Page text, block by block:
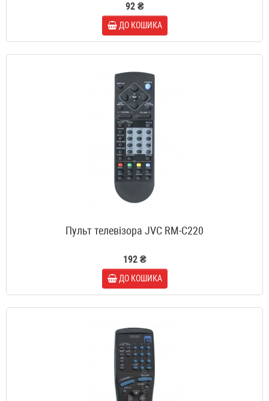
92 ₴
ДО КОШИКА
Пульт телевізора JVC RM-C220
192 ₴
ДО КОШИКА